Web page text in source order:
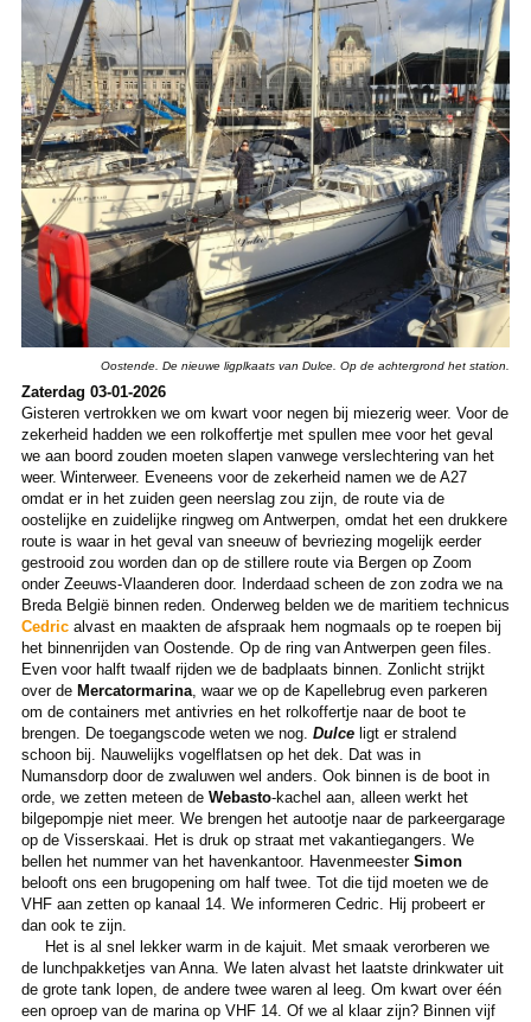
Oostende. De nieuwe ligplkaats van Dulce. Op de achtergrond het station.
Zaterdag 03-01-2026
Gisteren vertrokken we om kwart voor negen bij miezerig weer. Voor de
zekerheid hadden we een rolkoffertje met spullen mee voor het geval
we aan boord zouden moeten slapen vanwege verslechtering van het
weer. Winterweer. Eveneens voor de zekerheid namen we de A27
omdat er in het zuiden geen neerslag zou zijn, de route via de
oostelijke en zuidelijke ringweg om Antwerpen, omdat het een drukkere
route is waar in het geval van sneeuw of bevriezing mogelijk eerder
gestrooid zou worden dan op de stillere route via Bergen op Zoom
onder Zeeuws-Vlaanderen door. Inderdaad scheen de zon zodra we na
Breda België binnen reden. Onderweg belden we de maritiem technicus
Cedricalvast en maakten de afspraak hem nogmaals op te roepen bij
het binnenrijden van Oostende. Op de ring van Antwerpen geen files.
Even voor halft twaalf rijden we de badplaats binnen. Zonlicht strijkt
over de Mercatormarina, waar we op de Kapellebrug even parkeren
om de containers met antivries en het rolkoffertje naar de boot te
brengen. De toegangscode weten we nog. Dulceligt er stralend
schoon bij. Nauwelijks vogelflatsen op het dek. Dat was in
Numansdorp door de zwaluwen wel anders. Ook binnen is de boot in
orde, we zetten meteen de Webasto-kachel aan, alleen werkt het
bilgepompje niet meer. We brengen het autootje naar de parkeergarage
op de Visserskaai. Het is druk op straat met vakantiegangers. We
bellen het nummer van het havenkantoor. Havenmeester Simon
belooft ons een brugopening om half twee. Tot die tijd moeten we de
VHF aan zetten op kanaal 14. We informeren Cedric. Hij probeert er
dan ook te zijn.
Het is al snel lekker warm in de kajuit. Met smaak verorberen we
de lunchpakketjes van Anna. We laten alvast het laatste drinkwater uit
de grote tank lopen, de andere twee waren al leeg. Om kwart over één
een oproep van de marina op VHF 14. Of we al klaar zijn? Binnen vijf